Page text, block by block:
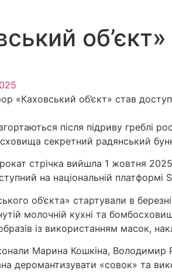
«Каховський об’єкт» став
після підриву греблі
секретний радянський
стрічка вийшла 1 жовтня
на національній платформі
об’єкта» стартували в
молочній кухні та
із використанням масок,
Марина Кошкіна, Володимир
деромантизувати «совок» та